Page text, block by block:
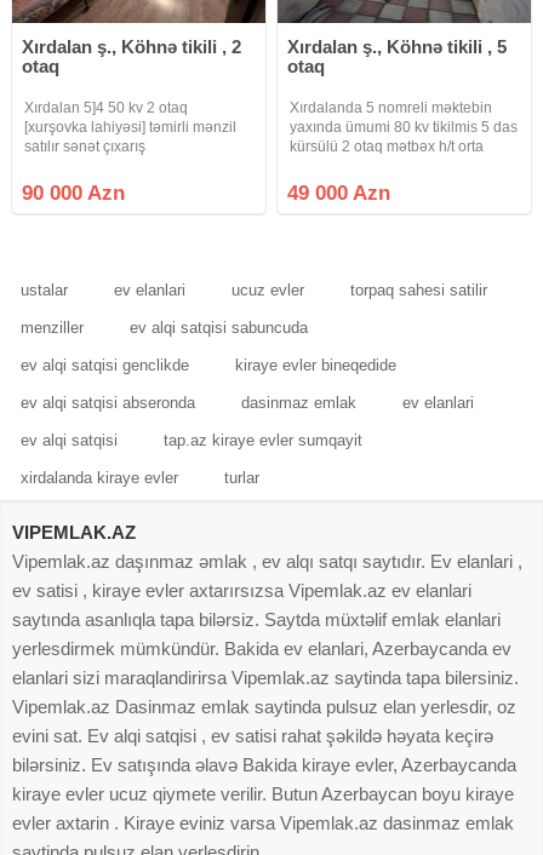
Xırdalan ş., Köhnə tikili , 2
otaq
Xırdalan 5]4 50 kv 2 otaq
[xurşovka lahiyəsi] təmirli mənzil
satılır sənət çıxarış
90 000 Azn
Xırdalan ş., Köhnə tikili , 5
otaq
Xırdalanda 5 nomreli məktebin
yaxında ümumi 80 kv tikilmis 5 das
kürsülü 2 otaq mətbəx h/t orta
bələdiye 12/2.5 metir həyeti var
qiymət 49000 azn reyal alicya
49 000 Azn
ustalar ev elanlari ucuz evler torpaq sahesi satilir
menziller ev alqi satqisi sabuncuda
ev alqi satqisi genclikde kiraye evler bineqedide
ev alqi satqisi abseronda dasinmaz emlak ev elanlari
ev alqi satqisi tap.az kiraye evler sumqayit
xirdalanda kiraye evler turlar
VIPEMLAK.AZ
Vipemlak.az daşınmaz əmlak , ev alqı satqı saytıdır. Ev elanlari ,
ev satisi , kiraye evler axtarırsızsa Vipemlak.az ev elanlari
saytında asanlıqla tapa bilərsiz. Saytda müxtəlif emlak elanlari
yerlesdirmek mümkündür. Bakida ev elanlari, Azerbaycanda ev
elanlari sizi maraqlandirirsa Vipemlak.az saytinda tapa bilersiniz.
Vipemlak.az Dasinmaz emlak saytinda pulsuz elan yerlesdir, oz
evini sat. Ev alqi satqisi , ev satisi rahat şəkildə həyata keçirə
bilərsiniz. Ev satışında əlavə Bakida kiraye evler, Azerbaycanda
kiraye evler ucuz qiymete verilir. Butun Azerbaycan boyu kiraye
evler axtarin . Kiraye eviniz varsa Vipemlak.az dasinmaz emlak